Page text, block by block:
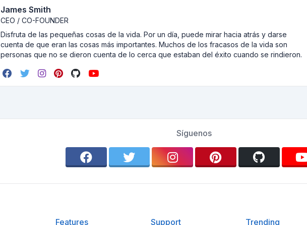
James Smith
CEO / CO-FOUNDER
Disfruta de las pequeñas cosas de la vida. Por un día, puede mirar hacia atrás y darse
cuenta de que eran las cosas más importantes. Muchos de los fracasos de la vida son
personas que no se dieron cuenta de lo cerca que estaban del éxito cuando se rindieron.
Síguenos
Features Support Trending